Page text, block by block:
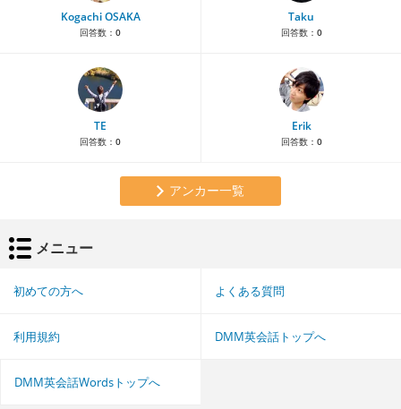
Kogachi OSAKA
回答数： 0
Taku
回答数： 0
TE
回答数： 0
Erik
回答数： 0
アンカー一覧
メニュー
初めての方へ よくある質問
利用規約 DMM英会話トップへ
DMM英会話Wordsトップへ